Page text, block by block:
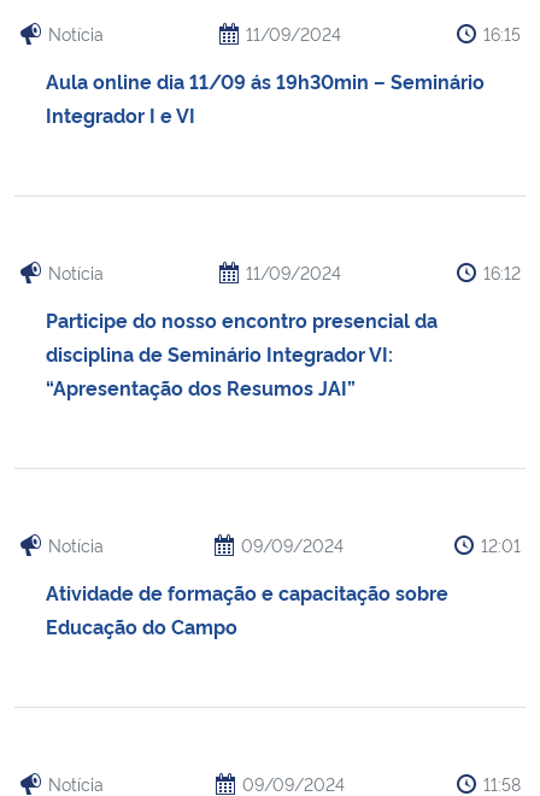
Notícia 11/09/2024 16:15
Aula online dia 11/09 ás 19h30min – Seminário
Integrador I e VI
Notícia 11/09/2024 16:12
Participe do nosso encontro presencial da
disciplina de Seminário Integrador VI:
“Apresentação dos Resumos JAI”
Notícia 09/09/2024 12:01
Atividade de formação e capacitação sobre
Educação do Campo
Notícia 09/09/2024 11:58